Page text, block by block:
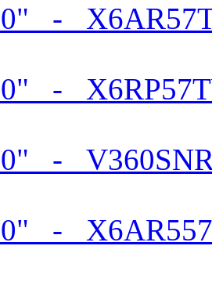
-
-
-
-